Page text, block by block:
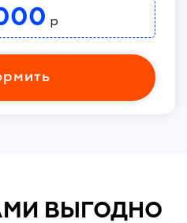
р
ВЫГОДНО